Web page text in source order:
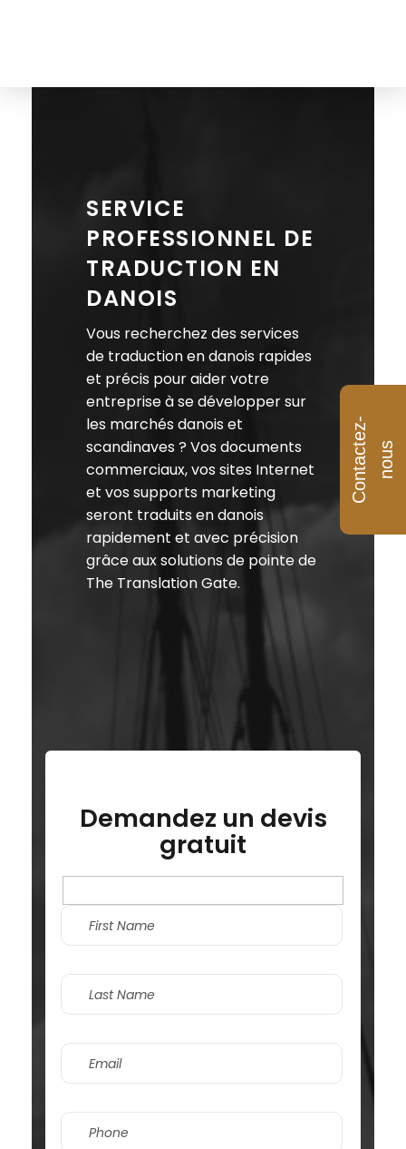
The Translation Gate
SERVICE
PROFESSIONNEL DE
TRADUCTION EN
DANOIS
Vous recherchez des services
de traduction en danois rapides
et précis pour aider votre
entreprise à se développer sur
les marchés danois et
scandinaves ? Vos documents
commerciaux, vos sites Internet
et vos supports marketing
seront traduits en danois
rapidement et avec précision
grâce aux solutions de pointe de
The Translation Gate.
Demandez un devis
gratuit
C
o
n
t
a
c t
e
z
-
n
o
u s